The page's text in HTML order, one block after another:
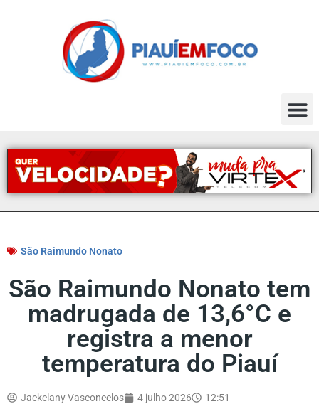
São Raimundo Nonato
São Raimundo Nonato tem
madrugada de 13,6°C e
registra a menor
temperatura do Piauí
Jackelany Vasconcelos 4 julho 2026
12:51